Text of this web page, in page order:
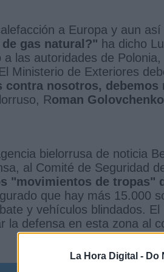
La Hora Digital - Do
a Europa y aun
gas natural?" ha dicho
las autoridades de
Ministerio de Exteriores
contra nosotros, debemos
Roman
bielorrusa de noticia
al Comité de Seguridad
"movimientos de tropas"
que hay más 15.000
y vehículos blindados.
la defensa en esta zona al